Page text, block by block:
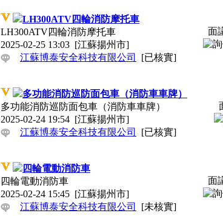
LH300ATV四輪消防摩托車
LH300ATV四輪消防摩托車
2025-02-25 13:03 [江蘇揚州市]
江蘇博泰安全科技有限公司
[已核實]
面
多功能消防巡防面包車（消防車車牌）
多功能消防巡防面包車（消防車車牌）
2025-02-24 19:54 [江蘇揚州市]
江蘇博泰安全科技有限公司
[已核實]
四輪電動消防車
四輪電動消防車
2025-02-24 15:45 [江蘇揚州市]
江蘇博泰安全科技有限公司
[未核實]
面